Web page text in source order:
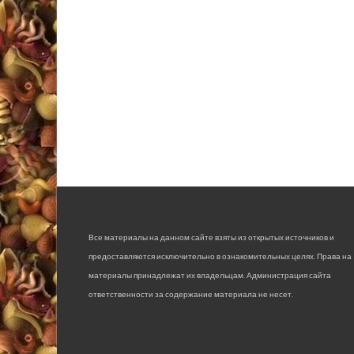
Все материалы на данном сайте взяты из открытых источников и
предоставляются исключительно в ознакомительных целях. Права на
материалы принадлежат их владельцам. Администрация сайта
ответственности за содержание материала не несет.